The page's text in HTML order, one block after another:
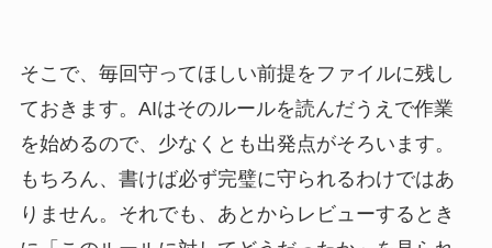
そこで、毎回守ってほしい前提をファイルに残し
ておきます。AIはそのルールを読んだうえで作業
を始めるので、少なくとも出発点がそろいます。
もちろん、書けば必ず完璧に守られるわけではあ
りません。それでも、あとからレビューするとき